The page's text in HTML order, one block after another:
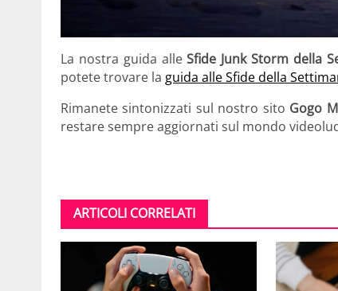
La nostra guida alleSfide Junk Storm della
potete trovare la guida alle Sfide della
Rimanete sintonizzati sul nostro sito Gogo
restare sempre aggiornati sul mondo
ARTICOLI CORRELATI